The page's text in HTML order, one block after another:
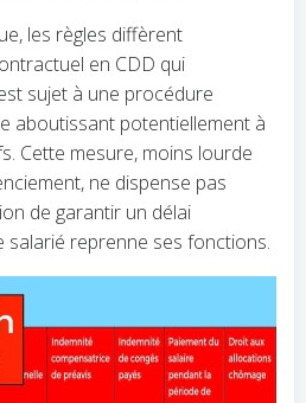
les règles diffèrent
en CDD qui
sujet à une procédure
aboutissant potentiellement à
Cette mesure, moins lourde
ne dispense pas
de garantir un délai
salarié reprenne ses fonctions.